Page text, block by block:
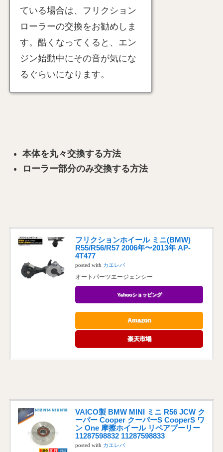
ている場合は、フリクション
ローラーの交換をお勧めしま
す。酷くなってくると、エン
ジン始動中にその音が気にな
るぐらいになります。
本体を丸々交換する方法
ローラー部分のみ交換する方法
フリクションホイール ミニ(BMW)
R55/R56/R57 2006年〜2013年 AP-
4T477
posted with カエレバ
オートパーツエージェンシー
Yahooショッピング
Amazon
楽天市場
VAICO製 BMW MINI ミニ R56 JCW ク
ーパー Cooper クーパーS CooperS ワ
ン One 摩擦ホイール リペアプーリー
11287598832 11287598833
posted with カエレバ